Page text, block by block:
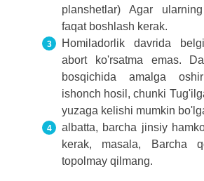
planshetlar) Agar
faqat boshlash kerak.
Homiladorlik davrida
abort ko'rsatma emas.
bosqichida amalga
ishonch hosil, chunki
yuzaga kelishi mumkin
albatta, barcha jinsiy
kerak, masala, Barcha
topolmay qilmang.